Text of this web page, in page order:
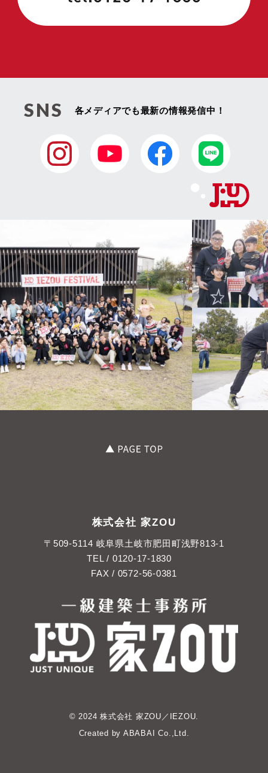
SNS 各メディアでも最新の情報発信中！
株式会社 家ZOU
〒509-5114 岐阜県土岐市肥田町浅野813-1
TEL / 0120-17-1830
FAX / 0572-56-0381
© 2024 株式会社 家ZOU／IEZOU.
Created by ABABAI Co.,Ltd.